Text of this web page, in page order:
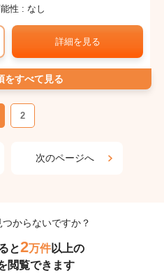
性 : なし
詳細を見る
をすべて見る
2
次のページへ
からないですか？
と2万件以上の
閲覧できます